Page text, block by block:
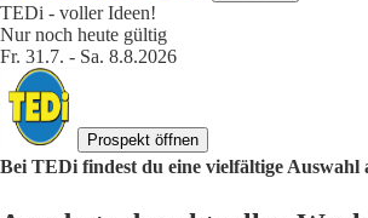
TEDi - voller Ideen!
Nur noch heute gültig
Fr. 31.7. - Sa. 8.8.2026
Prospekt öffnen
Bei TEDi findest du eine vielfältige Auswahl